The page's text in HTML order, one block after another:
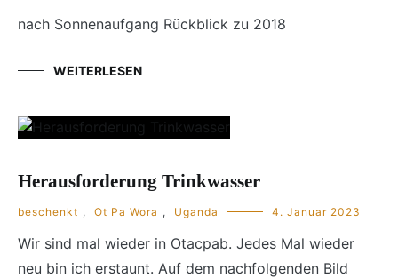
nach Sonnenaufgang Rückblick zu 2018
WEITERLESEN
Herausforderung Trinkwasser
beschenkt , Ot Pa Wora , Uganda 4. Januar 2023
Wir sind mal wieder in Otacpab. Jedes Mal wieder
neu bin ich erstaunt. Auf dem nachfolgenden Bild